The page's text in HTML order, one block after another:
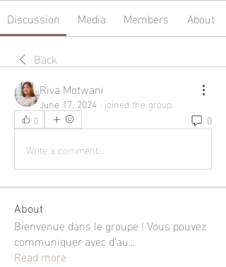
Discussion Media Members
About
Back
Riva Motwani
June 17, 2024 · joined the group.
0
0
Write a comment...
About
Bienvenue dans le groupe ! Vous pouvez
communiquer avec d'au...
Read more